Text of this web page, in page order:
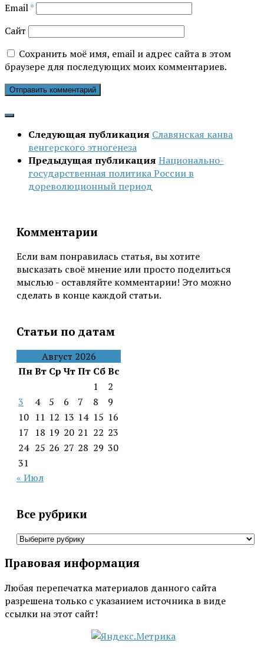
Email*
Сайт
Сохранить моё имя, email и адрес сайта в этом
браузере для последующих моих комментариев.
Следующая публикация Славянская канва
венгерского этногенеза
Предыдущая публикация Национально-
государственная политика России в
дореволюционный период
Комментарии
Если вам понравилась статья, вы хотите
высказать своё мнение или просто поделиться
мыслью - оставляйте комментарии! Это можно
сделать в конце каждой статьи.
Статьи по датам
Август 2026
ПнВт Ср ЧтПт СбВс
1
2
3
4 5 6 7 8
9
10 11 12 13 14 15 16
17 18 19 20 21 22 23
24 25 26 27 28 29 30
31
« Июл
Все рубрики
Все
Правовая информация
Любая перепечатка материалов данного сайта
разрешена только с указанием источника в виде
ссылки на этот сайт!